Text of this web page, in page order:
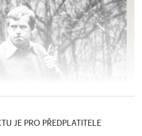
připomenout pět let od
JE PRO PŘEDPLATITELE